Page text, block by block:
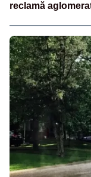
reclamă